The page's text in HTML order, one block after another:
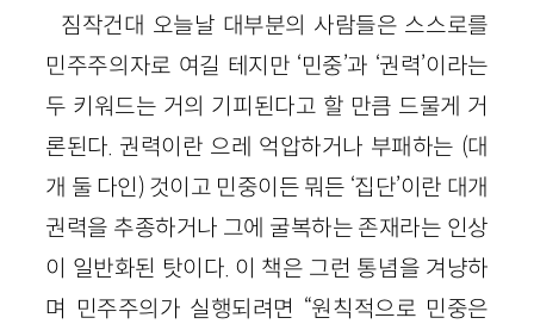
짐작건대 오늘날 대부분의 사람들은 스스로를
민주주의자로 여길 테지만 ‘민중’과 ‘권력’이라는
두 키워드는 거의 기피된다고 할 만큼 드물게 거
론된다. 권력이란 으레 억압하거나 부패하는 (대
개 둘 다인) 것이고 민중이든 뭐든 ‘집단’이란 대개
권력을 추종하거나 그에 굴복하는 존재라는 인상
이 일반화된 탓이다. 이 책은 그런 통념을 겨냥하
며 민주주의가 실행되려면 “원칙적으로 민중은